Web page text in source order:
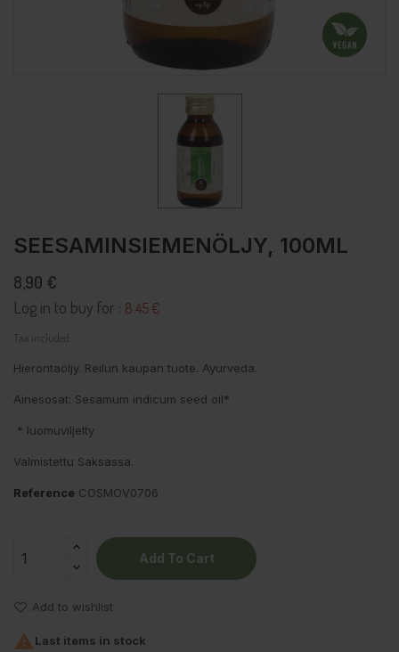
SEESAMINSIEMENÖLJY, 100ML
8,90 €
Log in to buy for : 8.45 €
Tax included
Hierontaöljy. Reilun kaupan tuote. Ayurveda.
Ainesosat: Sesamum indicum seed oil*
* luomuviljelty
Valmistettu Saksassa.
Reference COSMOV0706
Add To Cart
Add to wishlist
 Last items in stock